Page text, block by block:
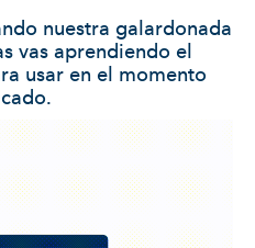
nuestra galardonada
vas aprendiendo el
usar en el momento